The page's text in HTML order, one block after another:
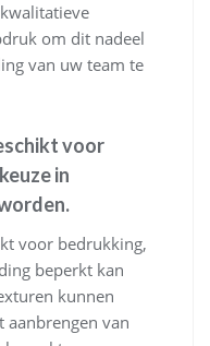
om dit nadeel
van uw team te
voor
in
voor bedrukking,
beperkt kan
kunnen
van